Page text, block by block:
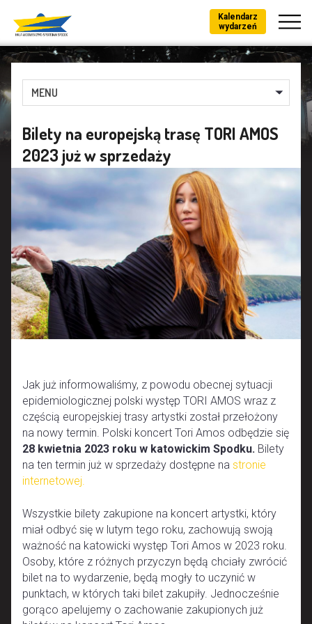
Kalendarz
wydarzeń
MENU
Bilety na europejską trasę TORI AMOS
2023 już w sprzedaży
Jak już informowaliśmy, z powodu obecnej sytuacji
epidemiologicznej polski występ TORI AMOS wraz z
częścią europejskiej trasy artystki został przełożony
na nowy termin. Polski koncert Tori Amos odbędzie się
28 kwietnia 2023 roku w katowickim Spodku. Bilety
na ten termin już w sprzedaży dostępne na stronie
internetowej.
Wszystkie bilety zakupione na koncert artystki, który
miał odbyć się w lutym tego roku, zachowują swoją
ważność na katowicki występ Tori Amos w 2023 roku.
Osoby, które z różnych przyczyn będą chciały zwrócić
bilet na to wydarzenie, będą mogły to uczynić w
punktach, w których taki bilet zakupiły. Jednocześnie
gorąco apelujemy o zachowanie zakupionych już